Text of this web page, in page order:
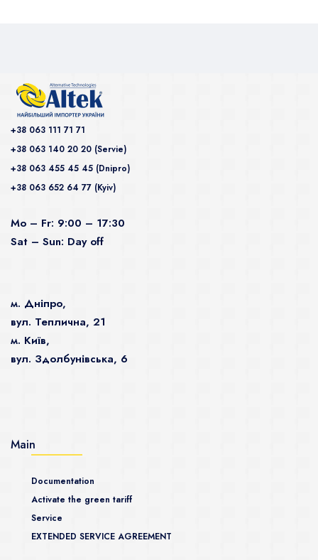
+38 063 111 71 71
+38 063 140 20 20 (Servie)
+38 063 455 45 45 (Dnipro)
+38 063 652 64 77 (Kyiv)
Mo – Fr: 9:00 – 17:30
Sat – Sun: Day off
м. Дніпро,
вул. Теплична, 21
м. Київ,
вул. Здолбунівська, 6
Main
Documentation
Activate the green tariff
Service
EXTENDED SERVICE AGREEMENT